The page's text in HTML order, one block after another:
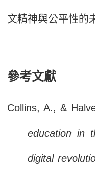
文精神與公平性的
參考文獻
Collins, A., &
education in
digital